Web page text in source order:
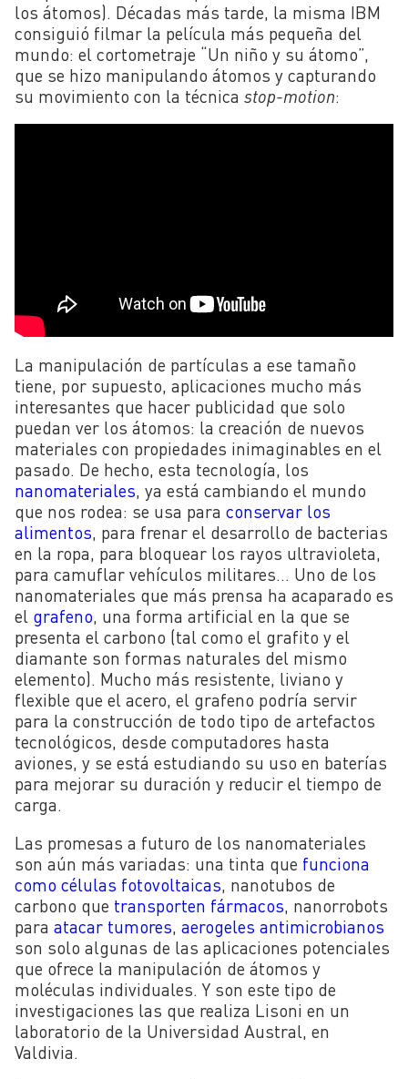
los átomos). Décadas más tarde, la misma IBM
consiguió filmar la película más pequeña del
mundo: el cortometraje “Un niño y su átomo”,
que se hizo manipulando átomos y capturando
su movimiento con la técnica stop-motion:
La manipulación de partículas a ese tamaño
tiene, por supuesto, aplicaciones mucho más
interesantes que hacer publicidad que solo
puedan ver los átomos: la creación de nuevos
materiales con propiedades inimaginables en el
pasado. De hecho, esta tecnología, los
nanomateriales, ya está cambiando el mundo
que nos rodea: se usa para conservar los
alimentos, para frenar el desarrollo de bacterias
en la ropa, para bloquear los rayos ultravioleta,
para camuflar vehículos militares… Uno de los
nanomateriales que más prensa ha acaparado es
el grafeno, una forma artificial en la que se
presenta el carbono (tal como el grafito y el
diamante son formas naturales del mismo
elemento). Mucho más resistente, liviano y
flexible que el acero, el grafeno podría servir
para la construcción de todo tipo de artefactos
tecnológicos, desde computadores hasta
aviones, y se está estudiando su uso en baterías
para mejorar su duración y reducir el tiempo de
carga.
Las promesas a futuro de los nanomateriales
son aún más variadas: una tinta que funciona
como células fotovoltaicas, nanotubos de
carbono que transporten fármacos, nanorrobots
para atacar tumores, aerogeles antimicrobianos
son solo algunas de las aplicaciones potenciales
que ofrece la manipulación de átomos y
moléculas individuales. Y son este tipo de
investigaciones las que realiza Lisoni en un
laboratorio de la Universidad Austral, en
Valdivia.